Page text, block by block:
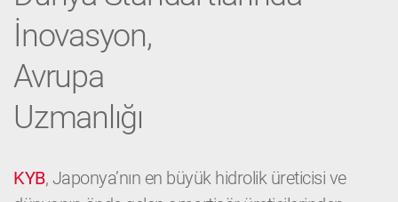
İnovasyon,
Avrupa
Uzmanlığı
KYB, Japonya’nın en büyük hidrolik üreticisi ve